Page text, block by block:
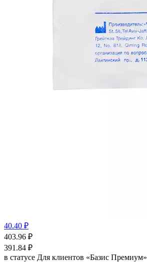
40.40 ₽
403.96 ₽
391.84 ₽
в статусе Для клиентов «Базис Премиум»